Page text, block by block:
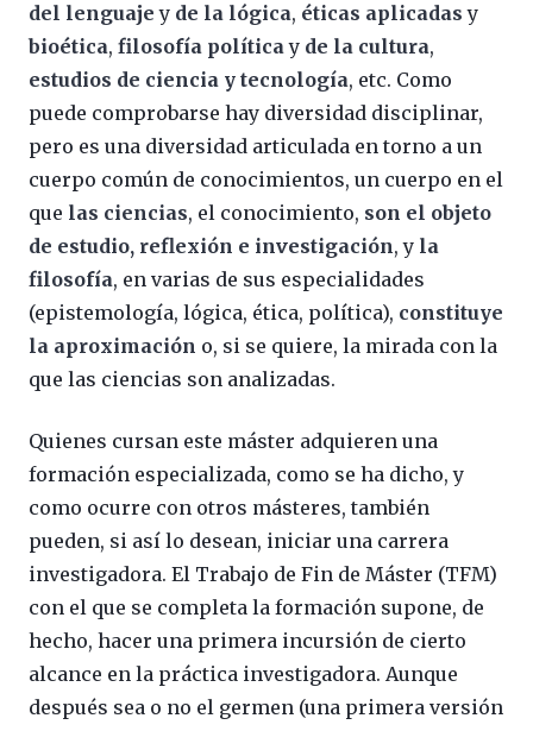
del lenguaje y de la lógica, éticas aplicadas y
bioética, filosofía políticay de la cultura,
estudios de ciencia y tecnología, etc. Como
puede comprobarse hay diversidad disciplinar,
pero es una diversidad articulada en torno a un
cuerpo común de conocimientos, un cuerpo en el
que las ciencias, el conocimiento, son el objeto
de estudio, reflexión e investigación, y la
filosofía, en varias de sus especialidades
(epistemología, lógica, ética, política), constituye
la aproximación o, si se quiere, la mirada con la
que las ciencias son analizadas.
Quienes cursan este máster adquieren una
formación especializada, como se ha dicho, y
como ocurre con otros másteres, también
pueden, si así lo desean, iniciar una carrera
investigadora. El Trabajo de Fin de Máster (TFM)
con el que se completa la formación supone, de
hecho, hacer una primera incursión de cierto
alcance en la práctica investigadora. Aunque
después sea o no el germen (una primera versión